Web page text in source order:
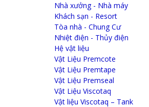
Nhà xưởng - Nhà máy
Khách sạn - Resort
Tòa nhà - Chung Cư
Nhiệt điện - Thủy điện
Hệ vật liệu
Vật Liệu Premcote
Vật Liệu Premtape
Vật Liệu Premseal
Vật Liệu Viscotaq
Vật liệu Viscotaq – Tank